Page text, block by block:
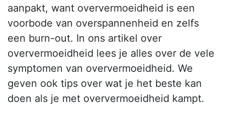
aanpakt, want oververmoeidheid is een
voorbode van overspannenheid en zelfs
een burn-out. In ons artikel over
oververmoeidheid lees je alles over de vele
symptomen van oververmoeidheid. We
geven ook tips over wat je het beste kan
doen als je met oververmoeidheid kampt.